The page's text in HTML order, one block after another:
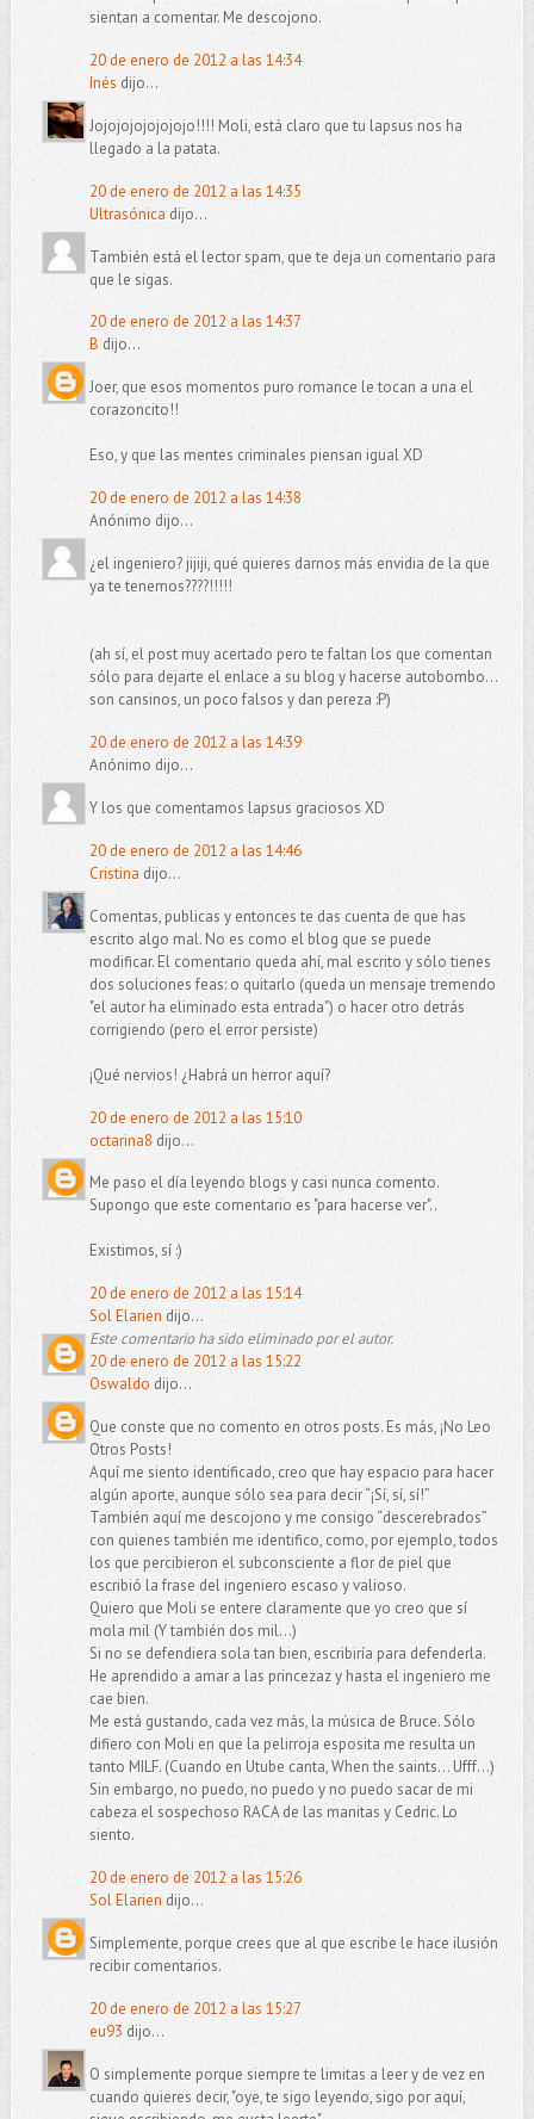
sientan a comentar. Me descojono.
20 de enero de 2012 a las 14:34
Inés dijo...
Jojojojojojojojo!!!! Moli, está claro que tu lapsus nos ha
llegado a la patata.
20 de enero de 2012 a las 14:35
Ultrasónica dijo...
También está el lector spam, que te deja un comentario para
que le sigas.
20 de enero de 2012 a las 14:37
B dijo...
Joer, que esos momentos puro romance le tocan a una el
corazoncito!!
Eso, y que las mentes criminales piensan igual XD
20 de enero de 2012 a las 14:38
Anónimo dijo...
¿el ingeniero? jijiji, qué quieres darnos más envidia de la que
ya te tenemos????!!!!!
(ah sí, el post muy acertado pero te faltan los que comentan
sólo para dejarte el enlace a su blog y hacerse autobombo...
son cansinos, un poco falsos y dan pereza :P)
20 de enero de 2012 a las 14:39
Anónimo dijo...
Y los que comentamos lapsus graciosos XD
20 de enero de 2012 a las 14:46
Cristina dijo...
Comentas, publicas y entonces te das cuenta de que has
escrito algo mal. No es como el blog que se puede
modificar. El comentario queda ahí, mal escrito y sólo tienes
dos soluciones feas: o quitarlo (queda un mensaje tremendo
"el autor ha eliminado esta entrada") o hacer otro detrás
corrigiendo (pero el error persiste)
¡Qué nervios! ¿Habrá un herror aquí?
20 de enero de 2012 a las 15:10
octarina8 dijo...
Me paso el día leyendo blogs y casi nunca comento.
Supongo que este comentario es "para hacerse ver"..
Existimos, sí :)
20 de enero de 2012 a las 15:14
Sol Elariendijo...
Este comentario ha sido eliminado por el autor.
20 de enero de 2012 a las 15:22
Oswaldo dijo...
Que conste que no comento en otros posts. Es más, ¡No Leo
Otros Posts!
Aquí me siento identificado, creo que hay espacio para hacer
algún aporte, aunque sólo sea para decir “¡Sí, sí, sí!”
También aquí me descojono y me consigo “descerebrados”
con quienes también me identifico, como, por ejemplo, todos
los que percibieron el subconsciente a flor de piel que
escribió la frase del ingeniero escaso y valioso.
Quiero que Moli se entere claramente que yo creo que sí
mola mil (Y también dos mil…)
Si no se defendiera sola tan bien, escribiría para defenderla.
He aprendido a amar a las princezaz y hasta el ingeniero me
cae bien.
Me está gustando, cada vez más, la música de Bruce. Sólo
difiero con Moli en que la pelirroja esposita me resulta un
tanto MILF. (Cuando en Utube canta, When the saints… Ufff…)
Sin embargo, no puedo, no puedo y no puedo sacar de mi
cabeza el sospechoso RACA de las manitas y Cedric. Lo
siento.
20 de enero de 2012 a las 15:26
Sol Elarien dijo...
Simplemente, porque crees que al que escribe le hace ilusión
recibir comentarios.
20 de enero de 2012 a las 15:27
eu93 dijo...
O simplemente porque siempre te limitas a leer y de vez en
cuando quieres decir, "oye, te sigo leyendo, sigo por aquí,